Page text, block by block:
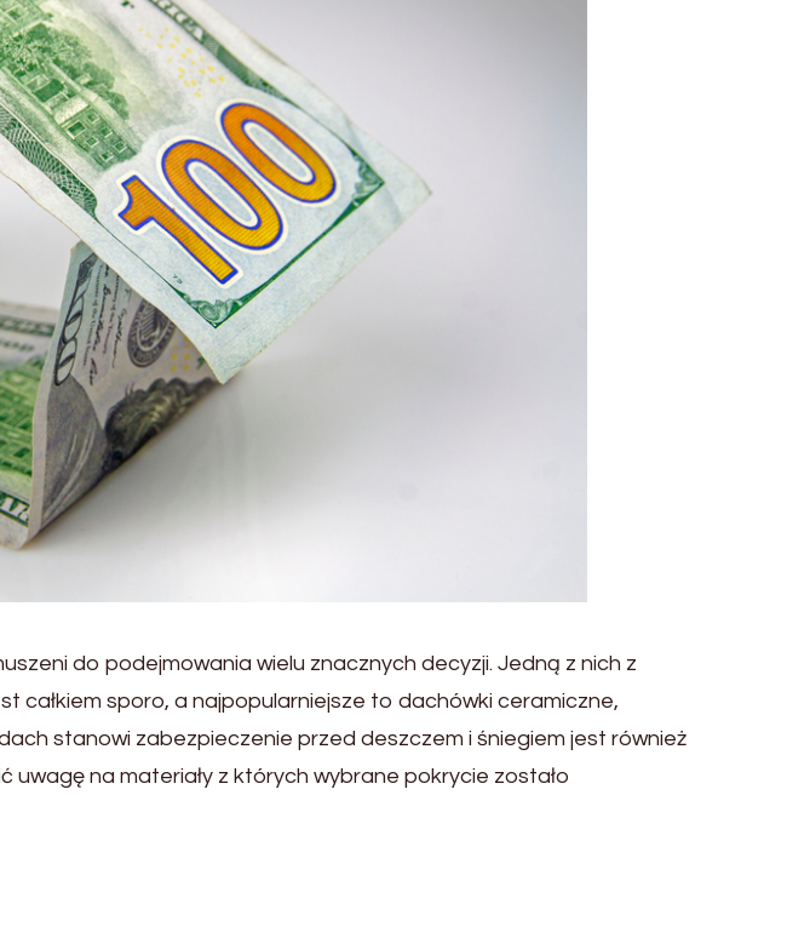
do podejmowania wielu znacznych decyzji. Jedną z nich z
całkiem sporo, a najpopularniejsze to dachówki ceramiczne,
stanowi zabezpieczenie przed deszczem i śniegiem jest również
na materiały z których wybrane pokrycie zostało